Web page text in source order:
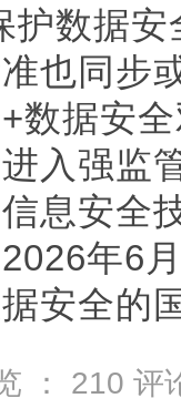
护数据
也同步
数据安
入强监
息安全
年6
安全的
： 210 评